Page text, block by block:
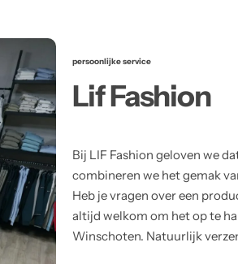
persoonlijke service
Lif Fashion
Bij LIF Fashion geloven we
combineren we het gemak
Heb je vragen over een
altijd welkom om het op te
Winschoten. Natuurlijk